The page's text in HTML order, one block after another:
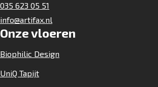
035 623 05 51
info@artifax.nl
Onze vloeren
Biophilic Design
UniQ Tapijt